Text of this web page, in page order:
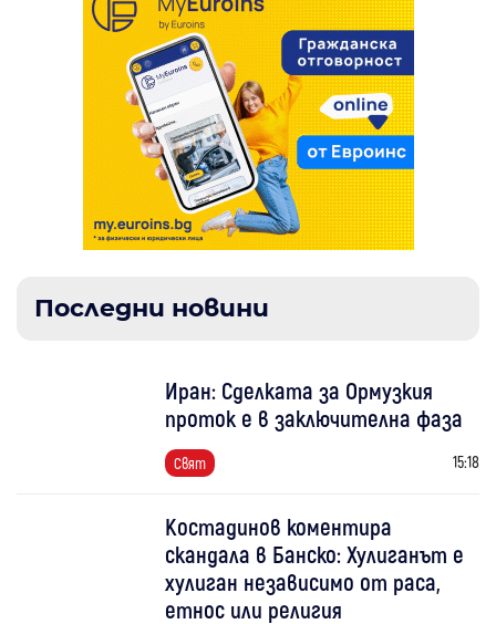
Последни новини
Иран: Сделката за Ормузкия
проток е в заключителна фаза
Свят 15:18
Костадинов коментира
скандала в Банско: Хулиганът е
хулиган независимо от раса,
етнос или религия